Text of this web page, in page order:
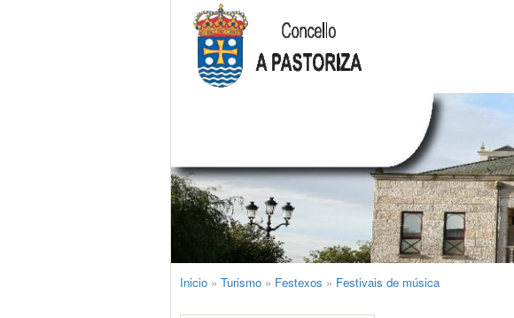
Inicio » Turismo » Festexos » Festivais de música